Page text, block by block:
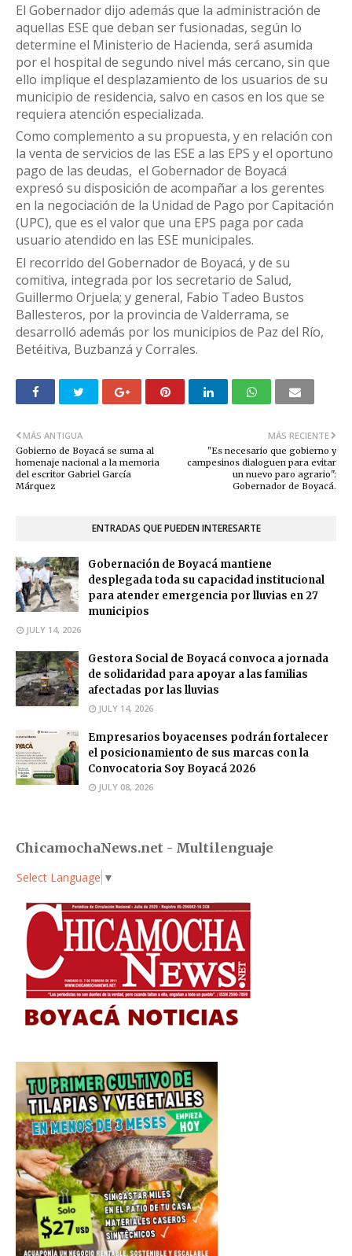
El Gobernador dijo además que la administración de
aquellas ESE que deban ser fusionadas, según lo
determine el Ministerio de Hacienda, será asumida
por el hospital de segundo nivel más cercano, sin que
ello implique el desplazamiento de los usuarios de su
municipio de residencia, salvo en casos en los que se
requiera atención especializada.
Como complemento a su propuesta, y en relación con
la venta de servicios de las ESE a las EPS y el oportuno
pago de las deudas, el Gobernador de Boyacá
expresó su disposición de acompañar a los gerentes
en la negociación de la Unidad de Pago por Capitación
(UPC), que es el valor que una EPS paga por cada
usuario atendido en las ESE municipales.
El recorrido del Gobernador de Boyacá, y de su
comitiva, integrada por los secretario de Salud,
Guillermo Orjuela; y general, Fabio Tadeo Bustos
Ballesteros, por la provincia de Valderrama, se
desarrolló además por los municipios de Paz del Río,
Betéitiva, Buzbanzá y Corrales.
MÁS RECIENTE
"Es necesario que gobierno y
campesinos dialoguen para evitar
un nuevo paro agrario":
Gobernador de Boyacá.
MÁS ANTIGUA
Gobierno de Boyacá se suma al
homenaje nacional a la memoria
del escritor Gabriel García
Márquez
ENTRADAS QUE PUEDEN INTERESARTE
Gobernación de Boyacá mantiene
desplegada toda su capacidad institucional
para atender emergencia por lluvias en 27
municipios
JULY 14, 2026
Gestora Social de Boyacá convoca a jornada
de solidaridad para apoyar a las familias
afectadas por las lluvias
JULY 14, 2026
Empresarios boyacenses podrán fortalecer
el posicionamiento de sus marcas con la
Convocatoria Soy Boyacá 2026
JULY 08, 2026
ChicamochaNews.net - Multilenguaje
Select Language ▼